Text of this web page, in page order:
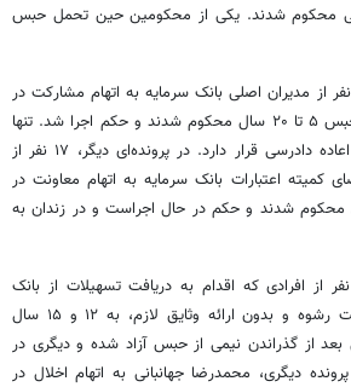
محکوم شدند. یکی از محکومین حین تحمل حبس
وی افزود: در پرونده دیگر ۸ نفر از مدیران اصلی بانک سرمایه به اتهام مشارکت در
اخلال در نظام اقتصادی به حبس ۵ تا ۲۰ سال محکوم شدند و حکم اجرا شد. تنها
یکی از محکومان در مرحله اعاده دادرسی قرار دارد. در پرونده‌ای دیگر، ۱۷ نفر از
کمیته اعتبارات بانک سرمایه به اتهام معاونت در
۷ سال حبس محکوم شدند و حکم در حال اجراست و در زندان به
از افرادی که اقدام به دریافت تسهیلات از بانک
سرمایه کرده بودند با پرداخت رشوه و بدون ارائه وثایق لازم، به ۱۲ و ۱۵ سال
از گذراندن نیمی از حبس آزاد شده و دیگری در
دیگری، محمدرضا جهانبانی به اتهام اخلال در